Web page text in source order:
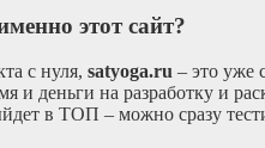
этот сайт?
с нуля, satyoga.ru – это уже
и деньги на разработку и
в ТОП – можно сразу